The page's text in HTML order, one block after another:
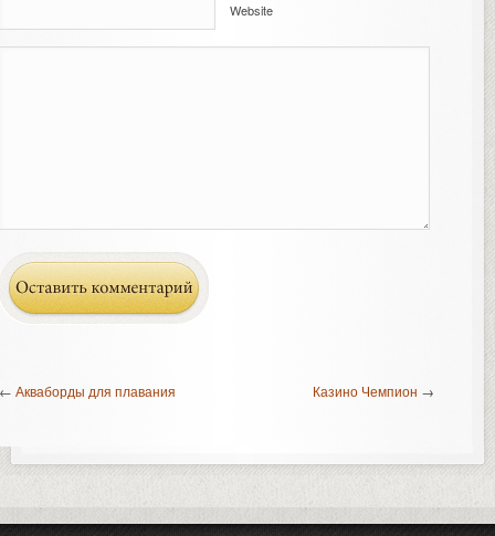
Website
Акваборды для плавания Казино Чемпион →